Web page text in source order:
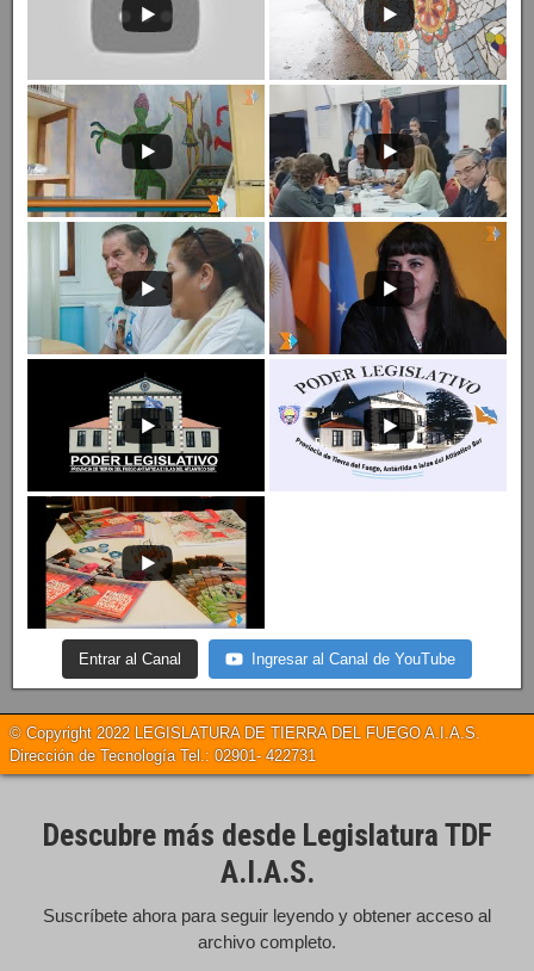
Entrar al Canal Ingresar al Canal de YouTube
© Copyright 2022 LEGISLATURA DE TIERRA DEL FUEGO A.I.A.S.
Dirección de Tecnología Tel.: 02901- 422731
Descubre más desde Legislatura TDF
A.I.A.S.
Suscríbete ahora para seguir leyendo y obtener acceso al
archivo completo.